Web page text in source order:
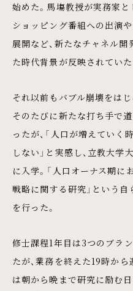
始めた。馬塲教授が実務家
ショッピング番組への出演
展開など、新たなチャネル開
た時代背景が反映されていた
それ以前もバブル崩壊をは
そのたびに新たな打ち手で
ったが、「人口が増えてい
しない」と実感し、立教大
に入学。「人口オーナス期
戦略に関する研究」という
を行った。
修士課程1年目は3つのブラ
たが、業務を終えた19時か
は朝から晩まで研究に励む